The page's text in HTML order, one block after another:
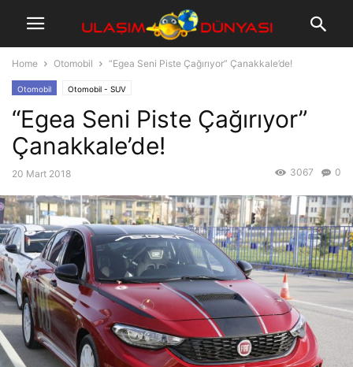
Home Otomobil “Egea Seni Piste Çağırıyor” Çanakkale’de!
Otomobil Otomobil - SUV
“Egea Seni Piste Çağırıyor”
Çanakkale’de!
20 Mart 2018 0
3067